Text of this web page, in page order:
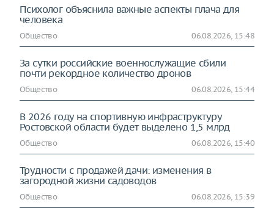
Психолог объяснила важные аспекты плача для
человека
Общество 06.08.2026, 15:48
За сутки российские военнослужащие сбили
почти рекордное количество дронов
Общество 06.08.2026, 15:44
В 2026 году на спортивную инфраструктуру
Ростовской области будет выделено 1,5 млрд
Общество 06.08.2026, 15:40
Трудности с продажей дачи: изменения в
загородной жизни садоводов
Общество 06.08.2026, 15:39